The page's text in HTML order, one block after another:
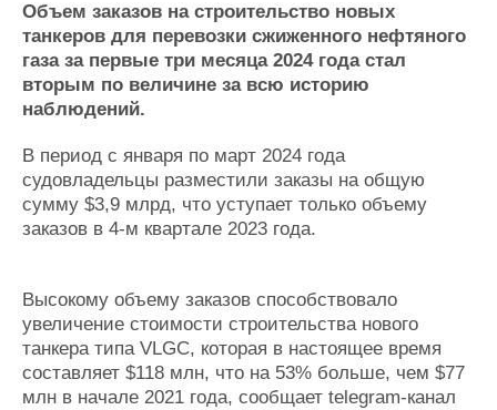
Компании
Репутация
Крюинг
Реклама
Оборудование
Изделия
Материалы
Конференции
Словарь
Флот
Отзывы
Все службы
Объем заказов на строительство новых
танкеров для перевозки сжиженного нефтяного
газа за первые три месяца 2024 года стал
вторым по величине за всю историю
наблюдений.
В период с января по март 2024 года
судовладельцы разместили заказы на общую
сумму $3,9 млрд, что уступает только объему
заказов в 4-м квартале 2023 года.
Высокому объему заказов способствовало
увеличение стоимости строительства нового
танкера типа VLGC, которая в настоящее время
составляет $118 млн, что на 53% больше, чем $77
млн в начале 2021 года, сообщает telegram-канал